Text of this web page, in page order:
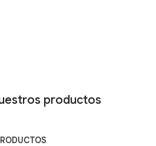
productos